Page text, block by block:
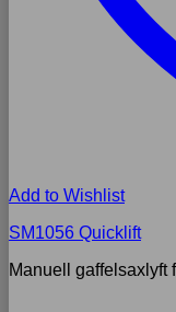
Add to Wishlist
SM1056 Quicklift
Manuell gaffelsaxlyft